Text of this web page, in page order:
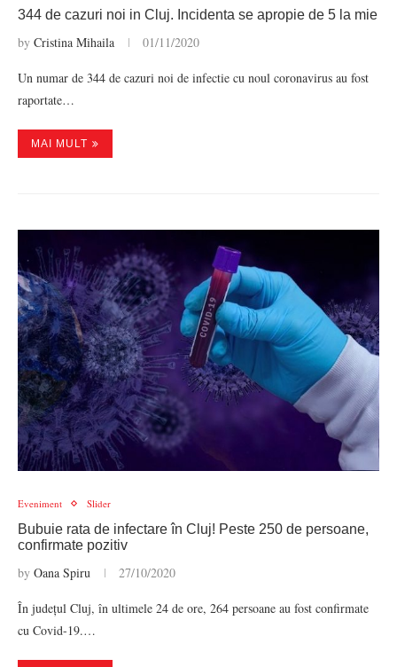
344 de cazuri noi in Cluj. Incidenta se apropie de 5 la mie
by Cristina Mihaila 01/11/2020
Un numar de 344 de cazuri noi de infectie cu noul coronavirus au fost
raportate…
MAI MULT
Eveniment Slider
Bubuie rata de infectare în Cluj! Peste 250 de persoane,
confirmate pozitiv
by Oana Spiru 27/10/2020
În județul Cluj, în ultimele 24 de ore, 264 persoane au fost confirmate
cu Covid-19.…